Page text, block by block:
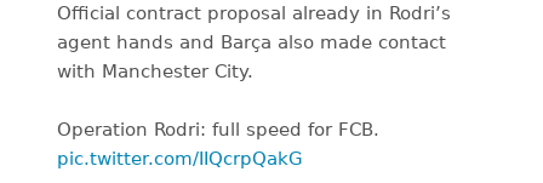
Official contract proposal already in Rodri’s
agent hands and Barça also made contact
with Manchester City.
Operation Rodri: full speed for FCB.
pic.twitter.com/IIQcrpQakG